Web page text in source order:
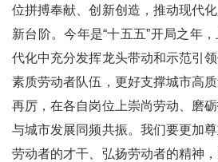
位拼搏奉献、创新创造，推动现代
新台阶。今年是“十五五”开局之年
代化中充分发挥龙头带动和示范引
素质劳动者队伍，更好支撑城市高
再厉，在各自岗位上崇尚劳动、磨
与城市发展同频共振。我们要更加
劳动者的才干、弘扬劳动者的精神